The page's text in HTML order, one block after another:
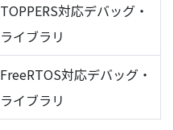
TOPPERS対応デバッグ・
ライブラリ
FreeRTOS対応デバッグ・
ライブラリ